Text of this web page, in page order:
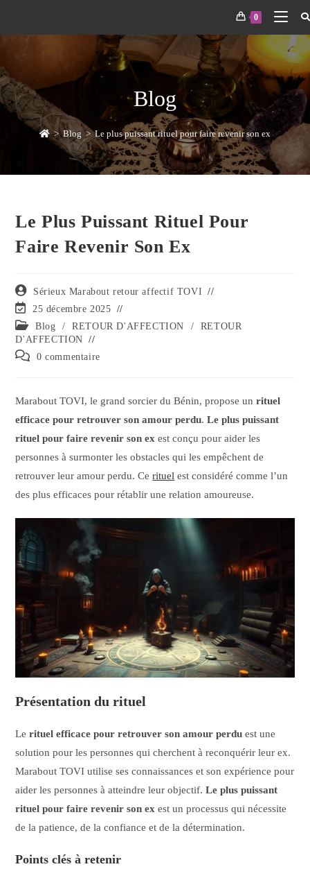
0
Blog
> Blog > Le plus puissant rituel pour faire revenir son ex
Le Plus Puissant Rituel Pour
Faire Revenir Son Ex
Sérieux Marabout retour affectif TOVI
25 décembre 2025
Blog
/ RETOUR D'AFFECTION /
RETOUR
D'AFFECTION
0 commentaire
Marabout TOVI, le grand sorcier du Bénin, propose unrituel
efficace pour retrouver son amour perdu.Le plus puissant
rituel pour faire revenir son ex est conçu pour aider les
personnes à surmonter les obstacles qui les empêchent de
retrouver leur amour perdu. Cerituel est considéré comme l’un
des plus efficaces pour rétablir une relation amoureuse.
Présentation du rituel
Lerituel efficace pour retrouver son amour perdu est une
solution pour les personnes qui cherchent à reconquérir leur ex.
Marabout TOVI utilise ses connaissances et son expérience pour
aider les personnes à atteindre leur objectif.Le plus puissant
rituel pour faire revenir son ex est un processus qui nécessite
de la patience, de la confiance et de la détermination.
Points clés à retenir